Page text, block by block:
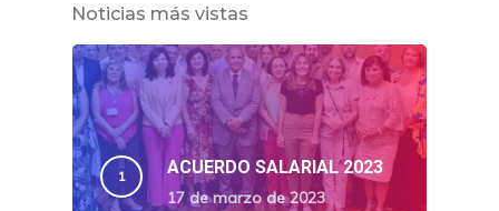
Noticias más vistas
ACUERDO SALARIAL 2023
17 de marzo de 2023